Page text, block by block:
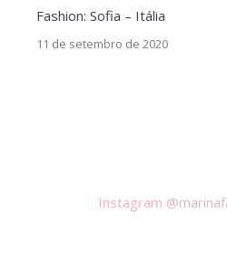
Fashion: Sofia – Itália
11 de setembro de 2020
Instagram